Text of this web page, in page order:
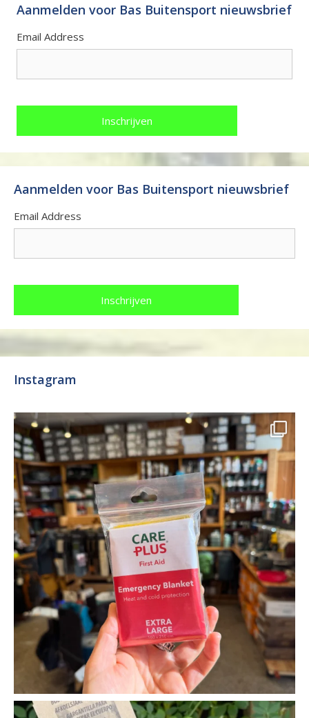
Aanmelden voor Bas Buitensport nieuwsbrief
Email Address
Aanmelden voor Bas Buitensport nieuwsbrief
Email Address
Instagram